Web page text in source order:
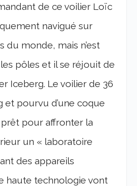
de ce voilier Loïc
navigué sur
du monde, mais n’est
pôles et il se réjouit de
Iceberg. Le voilier de 36
et pourvu d’une coque
pour affronter la
un « laboratoire
des appareils
haute technologie vont